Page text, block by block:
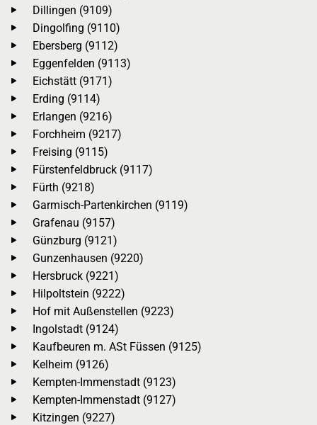
Dillingen (9109)
Dingolfing (9110)
Ebersberg (9112)
Eggenfelden (9113)
Eichstätt (9171)
Erding (9114)
Erlangen (9216)
Forchheim (9217)
Freising (9115)
Fürstenfeldbruck (9117)
Fürth (9218)
Garmisch-Partenkirchen (9119)
Grafenau (9157)
Günzburg (9121)
Gunzenhausen (9220)
Hersbruck (9221)
Hilpoltstein (9222)
Hof mit Außenstellen (9223)
Ingolstadt (9124)
Kaufbeuren m. ASt Füssen (9125)
Kelheim (9126)
Kempten-Immenstadt (9123)
Kempten-Immenstadt (9127)
Kitzingen (9227)